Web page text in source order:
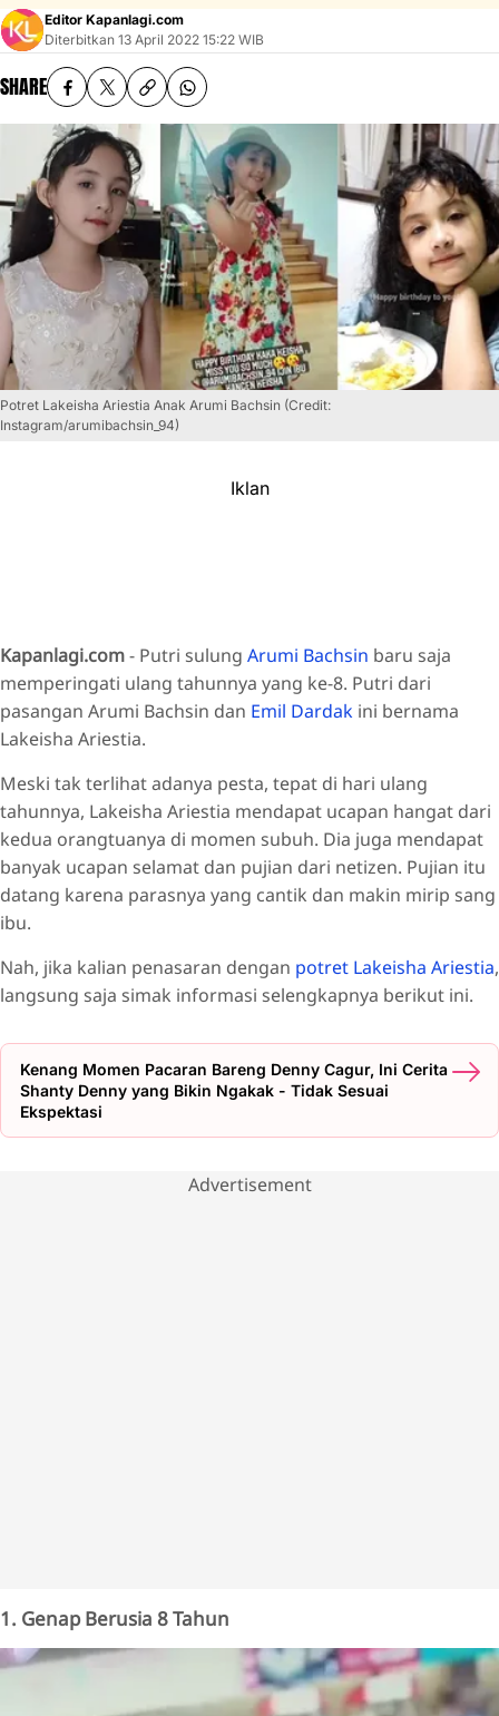
Editor Kapanlagi.com
Diterbitkan 13 April 2022 15:22 WIB
SHARE
Potret Lakeisha Ariestia Anak Arumi Bachsin (Credit:
Instagram/arumibachsin_94)
Iklan
Kapanlagi.com- Putri sulung Arumi Bachsin baru saja
memperingati ulang tahunnya yang ke-8. Putri dari
pasangan Arumi Bachsin dan Emil Dardak ini bernama
Lakeisha Ariestia.
Meski tak terlihat adanya pesta, tepat di hari ulang
tahunnya, Lakeisha Ariestia mendapat ucapan hangat dari
kedua orangtuanya di momen subuh. Dia juga mendapat
banyak ucapan selamat dan pujian dari netizen. Pujian itu
datang karena parasnya yang cantik dan makin mirip sang
ibu.
Nah, jika kalian penasaran dengan potret Lakeisha Ariestia,
langsung saja simak informasi selengkapnya berikut ini.
Kenang Momen Pacaran Bareng Denny Cagur, Ini Cerita
Shanty Denny yang Bikin Ngakak - Tidak Sesuai
Ekspektasi
Advertisement
1. Genap Berusia 8 Tahun